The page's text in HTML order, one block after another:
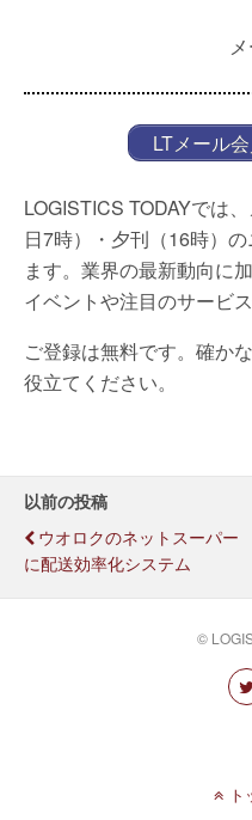
LTメール
LOGISTICS TODAYでは
日7時）・夕刊（16時）
ます。業界の最新動向に
イベントや注目のサービ
ご登録は無料です。確か
役立てください。
以前の投稿
ウオロクのネットスーパー
に配送効率化システム
©